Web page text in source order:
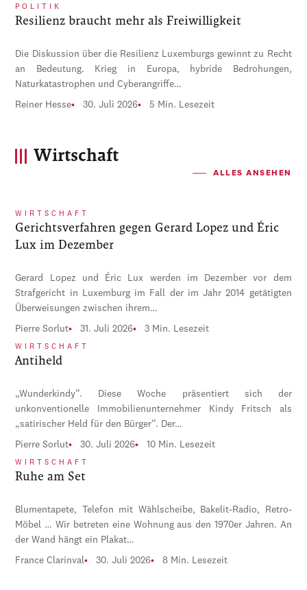
POLITIK
Resilienz braucht mehr als Freiwilligkeit
Die Diskussion über die Resilienz Luxemburgs gewinnt zu Recht
an Bedeutung. Krieg in Europa, hybride Bedrohungen,
Naturkatastrophen und Cyberangriffe…
Reiner Hesse 30. Juli 2026 5 Min. Lesezeit
Wirtschaft
ALLES ANSEHEN
WIRTSCHAFT
Gerichtsverfahren gegen Gerard Lopez und Éric
Lux im Dezember
Gerard Lopez und Éric Lux werden im Dezember vor dem
Strafgericht in Luxemburg im Fall der im Jahr 2014 getätigten
Überweisungen zwischen ihrem…
Pierre Sorlut 31. Juli 2026 3 Min. Lesezeit
WIRTSCHAFT
Antiheld
„Wunderkindy“. Diese Woche präsentiert sich der
unkonventionelle Immobilienunternehmer Kindy Fritsch als
„satirischer Held für den Bürger“. Der…
Pierre Sorlut 30. Juli 2026 10 Min. Lesezeit
WIRTSCHAFT
Ruhe am Set
Blumentapete, Telefon mit Wählscheibe, Bakelit-Radio, Retro-
Möbel … Wir betreten eine Wohnung aus den 1970er Jahren. An
der Wand hängt ein Plakat…
France Clarinval 30. Juli 2026 8 Min. Lesezeit